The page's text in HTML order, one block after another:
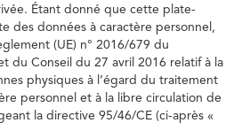
Étant donné que cette plate-
des données à caractère personnel,
(UE) n° 2016/679 du
du Conseil du 27 avril 2016 relatif à la
physiques à l’égard du traitement
personnel et à la libre circulation de
la directive 95/46/CE (ci-après «